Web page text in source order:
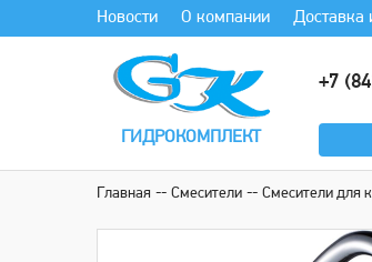
Новости О компании Доставка
ГИДРОКОМПЛЕКТ
+7
Главная Смесители Смесители для